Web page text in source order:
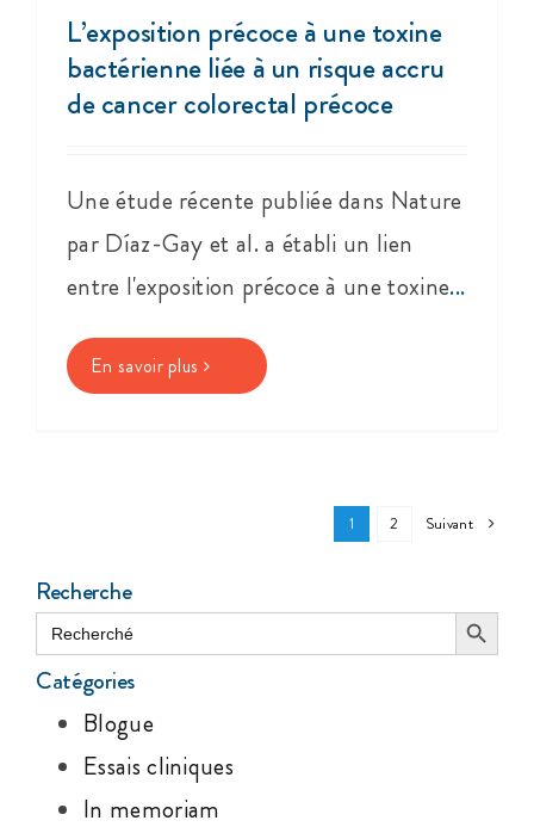
L’exposition précoce à une toxine
bactérienne liée à un risque accru
de cancer colorectal précoce
Une étude récente publiée dans Nature
par Díaz-Gay et al. a établi un lien
entre l'exposition précoce à une toxine...
En savoir plus
1 2 Suivant
Recherche
Search
for:
Search Button
Catégories
Blogue
Essais cliniques
In memoriam